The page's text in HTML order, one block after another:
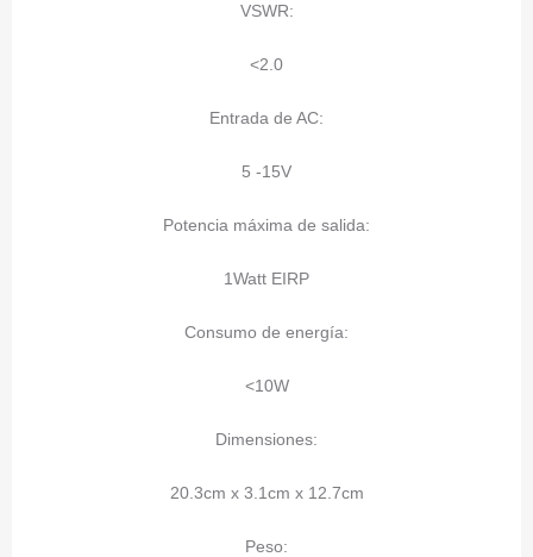
VSWR:
<2.0
Entrada de AC:
5 -15V
Potencia máxima de salida:
1Watt EIRP
Consumo de energía:
<10W
Dimensiones:
20.3cm x 3.1cm x 12.7cm
Peso: